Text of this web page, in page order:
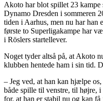
Akoto har blot spillet 23
Dynamo Dresden i sommeren
tiden i Aarhus, men nu har han
første to Superligakampe har
i Röslers startellever.
Noget tyder altså på, at Akoto
klubben hentede ham i sin tid.
– Jeg ved, at han kan hjælpe
både spille til venstre, til højre, i
for, at han er stabil nu og kan